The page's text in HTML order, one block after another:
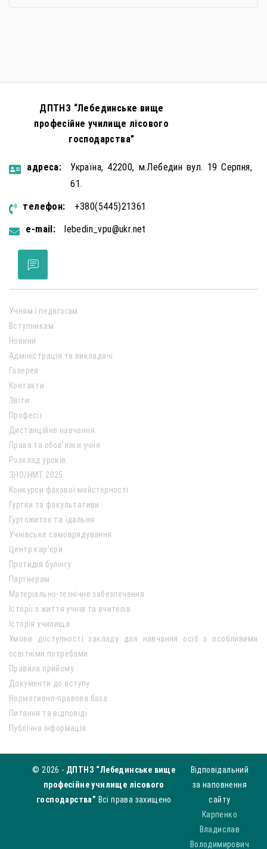
ДПТНЗ “Лебединське вище
професійне училище лісового
господарства”
aдресa:
Україна, 42200, м.Лебедин вул. 19 Серпня,
61.
телефон:
+380(5445)21361
e-mail:
lebedin_vpu@ukr.net
Учням і педагогам
Вступникам
Новини
Адміністрація та викладачі
Галерея
Контакти
Звіти
Професії
Дистанційне навчання
Права та обов’язки учня
Розклад уроків
ЗНО/НМТ 2025
Конкурси фахової майстерності
Гуртки та факультативи
Гуртожиток та їдальня
Учнівське самоврядування
Центр кар’єри
Протидія булінгу
Партнерам
Матеріально-технічне забезпечення
Історії з життя учнів та вчителів
Історія училища
Умови доступності закладу для навчання осіб з особливими
освітніми потребами
Правила прийому
Документи до вступу
Нормативно-правова база
Питання та відповіді
Публічна інформація
© 2026 - ДПТНЗ “Лебединське вище
професійне училище лісового
господарства” Всі права захищено
Відповідальний
за наповнення
сайту
Карпенко
Владислав
Володимирович